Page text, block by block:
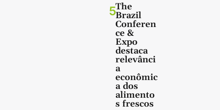
5The
Brazil
Conferen
ce &
Expo
destaca
relevânci
a
econômic
a dos
alimento
s frescos